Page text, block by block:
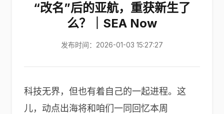
“改名”后的亚航，重获新生了
么？｜SEA Now
发布时间：2026-01-03 15:27:27
科技无界，但也有着自己的一起进程。这
儿，动点出海将和咱们一同回忆本周